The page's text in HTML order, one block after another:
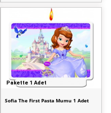
Pakette 1 Adet
Sofia The First Pasta Mumu 1 Adet